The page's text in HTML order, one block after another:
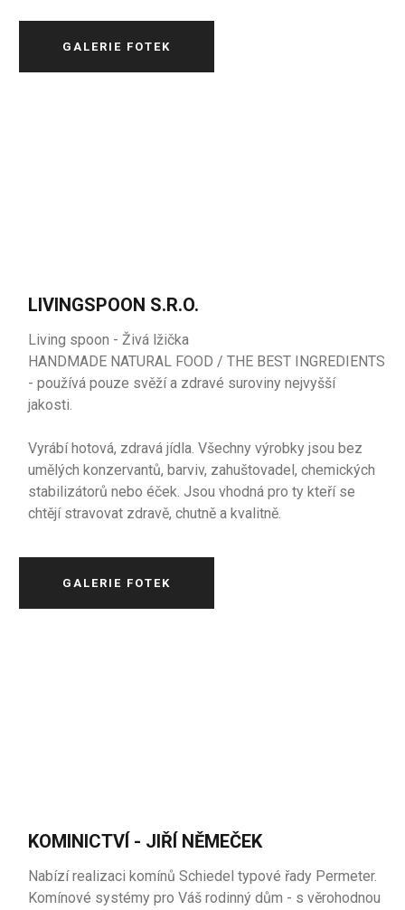
GALERIE FOTEK
LIVINGSPOON S.R.O.
Living spoon - Živá lžička
HANDMADE NATURAL FOOD / THE BEST INGREDIENTS
- používá pouze svěží a zdravé suroviny nejvyšší
jakosti.
Vyrábí hotová, zdravá jídla. Všechny výrobky jsou bez
umělých konzervantů, barviv, zahuštovadel, chemických
stabilizátorů nebo éček. Jsou vhodná pro ty kteří se
chtějí stravovat zdravě, chutně a kvalitně.
GALERIE FOTEK
KOMINICTVÍ - JIŘÍ NĚMEČEK
Nabízí realizaci komínů Schiedel typové řady Permeter.
Komínové systémy pro Váš rodinný dům - s věrohodnou